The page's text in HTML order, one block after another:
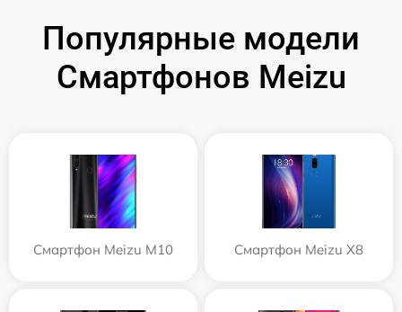
Популярные модели
Смартфонов Meizu
Смартфон Meizu M10 Смартфон Meizu X8